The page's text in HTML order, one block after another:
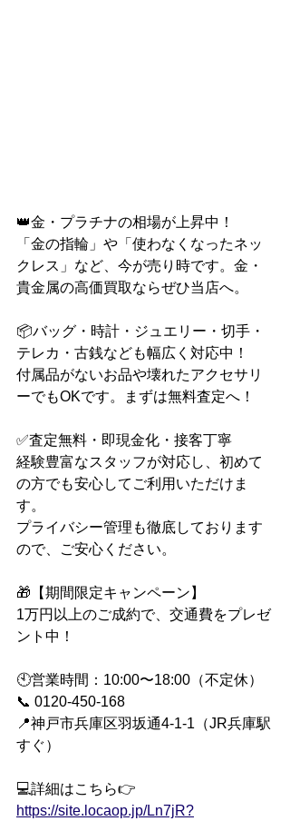
👑金・プラチナの相場が上昇中！
「金の指輪」や「使わなくなったネッ
クレス」など、今が売り時です。金・
貴金属の高価買取ならぜひ当店へ。
📦バッグ・時計・ジュエリー・切手・
テレカ・古銭なども幅広く対応中！
付属品がないお品や壊れたアクセサリ
ーでもOKです。まずは無料査定へ！
✅査定無料・即現金化・接客丁寧
経験豊富なスタッフが対応し、初めて
の方でも安心してご利用いただけま
す。
プライバシー管理も徹底しております
ので、ご安心ください。
🎁【期間限定キャンペーン】
1万円以上のご成約で、交通費をプレゼ
ント中！
🕙営業時間：10:00〜18:00（不定休）
📞 0120-450-168
📍神戸市兵庫区羽坂通4-1-1（JR兵庫駅
すぐ）
💻詳細はこちら👉
https://site.locaop.jp/Ln7jR?